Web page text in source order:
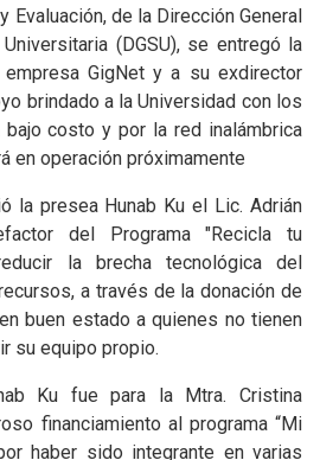
Evaluación, de la Dirección General
(DGSU), se entregó la
GigNet y a su exdirector
brindado a la Universidad con los
costo y por la red inalámbrica
en operación próximamente
la presea Hunab Ku el Lic. Adrián
del Programa "Recicla tu
la brecha tecnológica del
a través de la donación de
buen estado a quienes no tienen
su equipo propio.
Ku fue para la Mtra. Cristina
financiamiento al programa “Mi
haber sido integrante en varias